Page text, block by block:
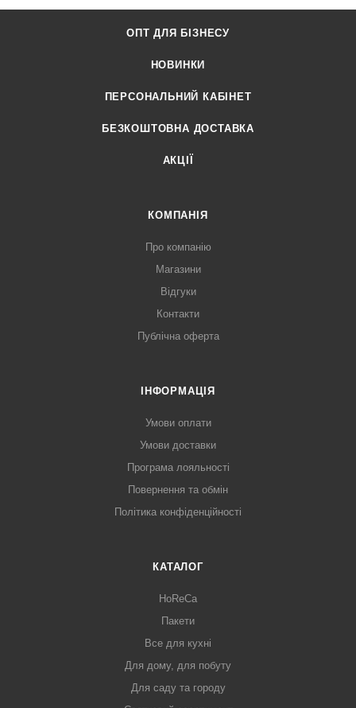
ОПТ ДЛЯ БІЗНЕСУ
НОВИНКИ
ПЕРСОНАЛЬНИЙ КАБІНЕТ
БЕЗКОШТОВНА ДОСТАВКА
АКЦІЇ
КОМПАНІЯ
Про компанію
Магазини
Відгуки
Контакти
Публічна оферта
ІНФОРМАЦІЯ
Умови оплати
Умови доставки
Програма лояльності
Повернення та обмін
Політика конфіденційності
КАТАЛОГ
HoReCa
Пакети
Все для кухні
Для дому, для побуту
Для саду та городу